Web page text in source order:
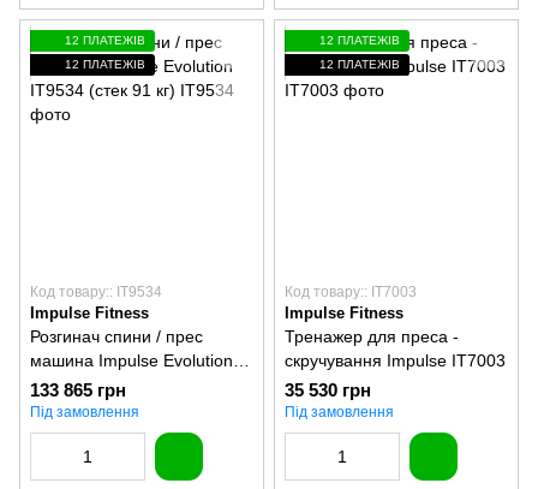
12 ПЛАТЕЖІВ
12 ПЛАТЕЖІВ
Код товару:: IT9534
Impulse Fitness
Розгинач спини / прес
машина Impulse Evolution
IT9534 (стек 91 кг)
133 865 грн
Під замовлення
12 ПЛАТЕЖІВ
12 ПЛАТЕЖІВ
Код товару:: IT7003
Impulse Fitness
Тренажер для преса -
скручування Impulse IT7003
35 530 грн
Під замовлення